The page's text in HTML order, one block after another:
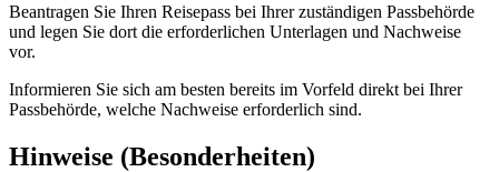
Beantragen Sie Ihren Reisepass bei Ihrer zuständigen Passbehörde
und legen Sie dort die erforderlichen Unterlagen und Nachweise
vor.
Informieren Sie sich am besten bereits im Vorfeld direkt bei Ihrer
Passbehörde, welche Nachweise erforderlich sind.
Hinweise (Besonderheiten)